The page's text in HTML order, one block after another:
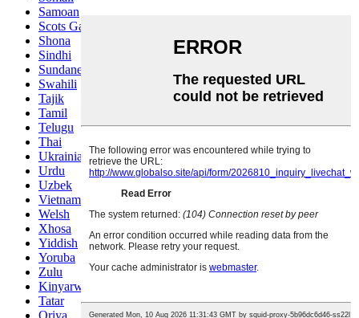
Samoan
Scots Gaelic
Shona
Sindhi
Sundanese
Swahili
Tajik
Tamil
Telugu
Thai
Ukrainian
Urdu
Uzbek
Vietnamese
Welsh
Xhosa
Yiddish
Yoruba
Zulu
Kinyarwanda
Tatar
Oriya